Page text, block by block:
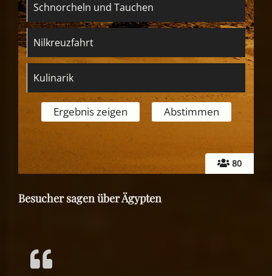
80
Schnorcheln und Tauchen
Nilkreuzfahrt
Kulinarik
Besucher sagen über Ägypten